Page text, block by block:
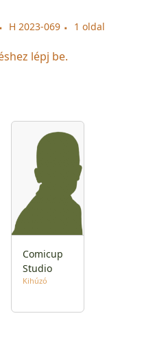
H 2023-069 1 oldal
lépj be.
Comicup
Studio
Kihúzó